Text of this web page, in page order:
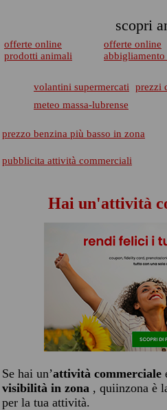
scopri
offerte online
prodotti animali
offerte online
volantini supermercati prezzi
meteo massa-lubrense
prezzo benzina più basso in zona
pubblicita attività commerciali
Hai un'attività
Se hai un’attività commerciale
visibilità in zona , quiinzona è
per la tua attività.